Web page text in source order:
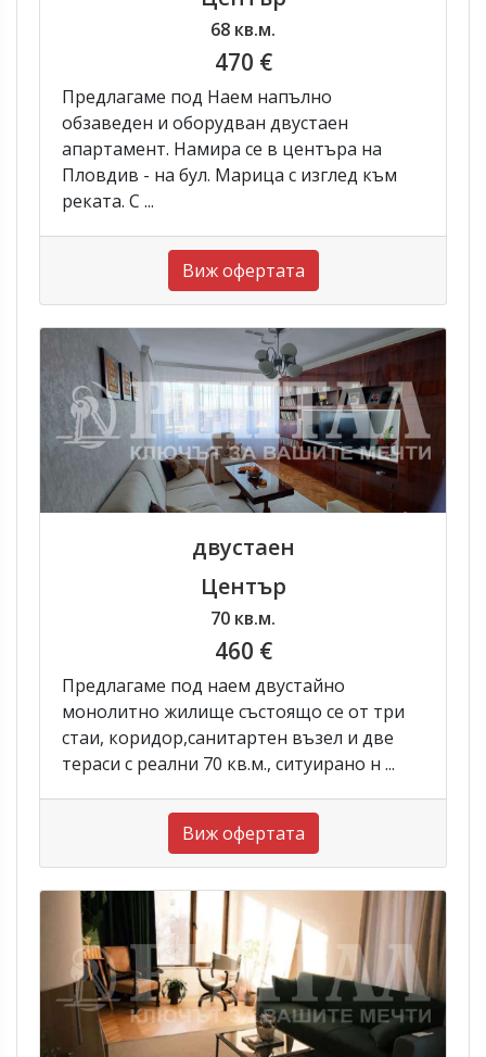
68 кв.м.
470 €
Предлагаме под Наем напълно
обзаведен и оборудван двустаен
апартамент. Намира се в центъра на
Пловдив - на бул. Марица с изглед към
реката. С ...
Виж офертата
двустаен
Център
70 кв.м.
460 €
Предлагаме под наем двустайно
монолитно жилище състоящо се от три
стаи, коридор,санитартен възел и две
тераси с реални 70 кв.м., ситуирано н ...
Виж офертата